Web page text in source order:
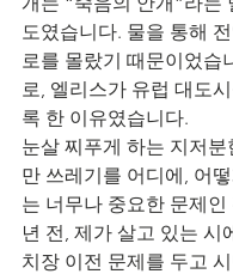
도였습니다. 물을 통해
로를 몰랐기 때문이었습
로, 엘리스가 유럽 대도
록 한 이유였습니다.
눈살 찌푸게 하는 지저분
만 쓰레기를 어디에, 어
는 너무나 중요한 문제인
년 전, 제가 살고 있는 시
치장 이전 문제를 두고